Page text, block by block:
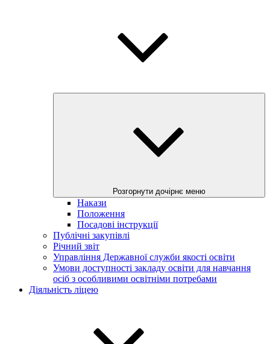
Розгорнути дочірнє меню
Накази
Положення
Посадові інструкції
Публічні закупівлі
Річний звіт
Управління Державної служби якості освіти
Умови доступності закладу освіти для навчання
осіб з особливими освітніми потребами
Діяльність ліцею